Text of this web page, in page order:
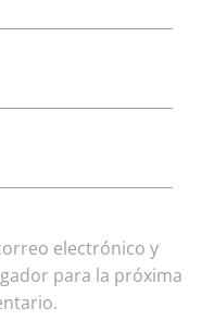
electrónico y
para la próxima